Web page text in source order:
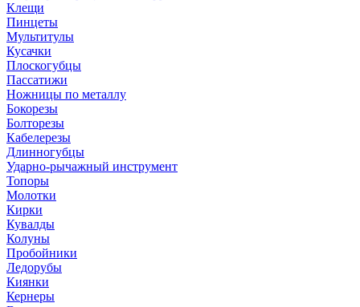
Клещи
Пинцеты
Мультитулы
Кусачки
Плоскогубцы
Пассатижи
Ножницы по металлу
Бокорезы
Болторезы
Кабелерезы
Длинногубцы
Ударно-рычажный инструмент
Топоры
Молотки
Кирки
Кувалды
Колуны
Пробойники
Ледорубы
Киянки
Кернеры